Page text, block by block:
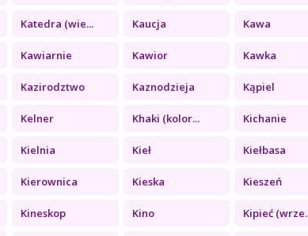
Katedra (wie... Kaucja Kawa
Kawiarnie Kawior Kawka
Kazirodztwo Kaznodzieja Kąpiel
Kelner Khaki (kolor... Kichanie
Kielnia Kieł Kiełbasa
Kierownica Kieska Kieszeń
Kineskop Kino Kipieć